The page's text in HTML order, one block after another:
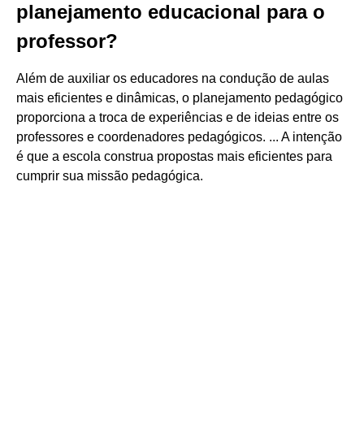
planejamento educacional para o
professor?
Além de auxiliar os educadores na condução de aulas
mais eficientes e dinâmicas, o planejamento pedagógico
proporciona a troca de experiências e de ideias entre os
professores e coordenadores pedagógicos. ... A intenção
é que a escola construa propostas mais eficientes para
cumprir sua missão pedagógica.